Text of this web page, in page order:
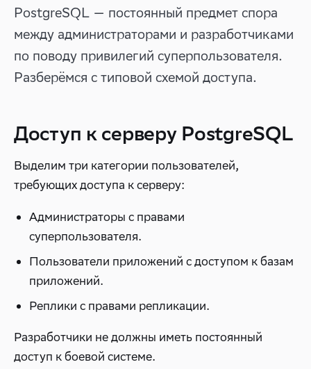
PostgreSQL — постоянный предмет спора
между администраторами и разработчиками
по поводу привилегий суперпользователя.
Разберёмся с типовой схемой доступа.
Доступ к серверу PostgreSQL
Выделим три категории пользователей,
требующих доступа к серверу:
Администраторы с правами
суперпользователя.
Пользователи приложений с доступом к базам
приложений.
Реплики с правами репликации.
Разработчики не должны иметь постоянный
доступ к боевой системе.